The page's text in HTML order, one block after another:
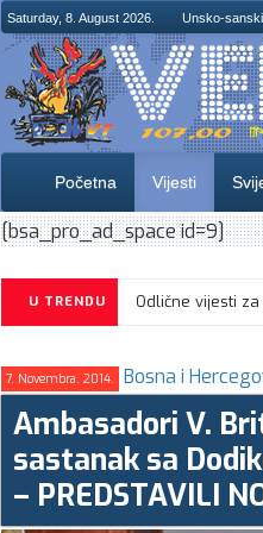
Saturday, 8. August 2026. Unsko-
Početna Vijesti
[bsa_pro_ad_space id=9]
U TRENDU
7. Novembra. 2014. Bosna i
Ambasadori V.
sastanak sa
– PREDSTAVILI